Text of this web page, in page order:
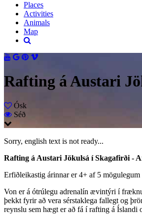
Places
Activities
Animals
Map
Rafting á Austari
Ósk
Séð
Sorry, english text is not ready...
Rafting á Austari Jökulsá í Skagafirði -
Erfiðleikastig árinnar er 4+ af 5
Von er á ótrúlegu adrenalín ævintýri í
þekkt fyrir að vera sérstaklega fallegt og
reynslu sem hægt er að fá í rafting á